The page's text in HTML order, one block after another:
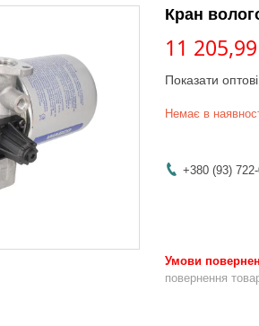
Кран
11
Показати
Немає в
+380 (93)
повернення